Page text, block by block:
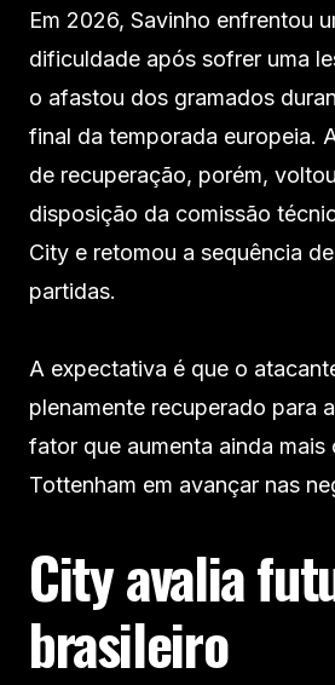
Em 2026, Savinho enfrentou
dificuldade após sofrer uma
o afastou dos gramados
final da temporada europeia.
de recuperação, porém,
disposição da comissão
City e retomou a sequência
partidas.
A expectativa é que o
plenamente recuperado para
fator que aumenta ainda mais
Tottenham em avançar nas
City avalia
brasileiro